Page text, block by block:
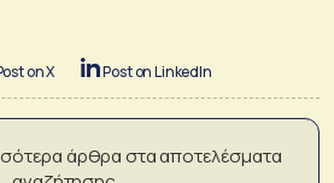
on X Post on LinkedIn
άρθρα στα αποτελέσματα